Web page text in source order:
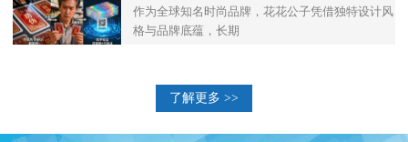
作为全球知名时尚品牌，花花公子凭借独特设计风
格与品牌底蕴，长期
了解更多 >>